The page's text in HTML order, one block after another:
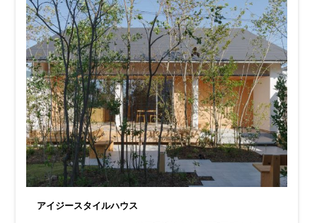
アイジースタイルハウス